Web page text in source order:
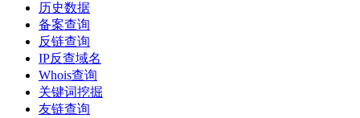
历史数据
备案查询
反链查询
IP反查域名
Whois查询
关键词挖掘
友链查询